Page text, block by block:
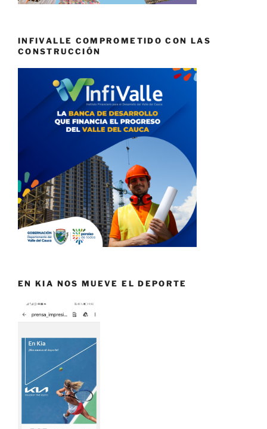
INFIVALLE COMPROMETIDO CON LAS
CONSTRUCCIÓN
EN KIA NOS MUEVE EL DEPORTE